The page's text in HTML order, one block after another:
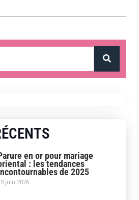
en or pour mariage
: les tendances
de 2025
juin 2026